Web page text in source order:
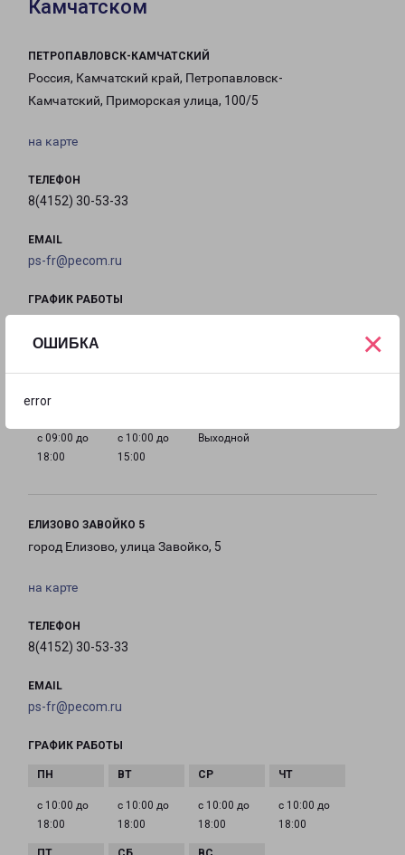
ОШИБКА
error
×
Камчатском
ПЕТРОПАВЛОВСК-КАМЧАТСКИЙ
Россия, Камчатский край, Петропавловск-
Камчатский, Приморская улица, 100/5
на карте
ТЕЛЕФОН
8(4152) 30-53-33
EMAIL
ps-fr@pecom.ru
ГРАФИК РАБОТЫ
с 09:00 до
18:00
с 10:00 до
15:00
Выходной
ЕЛИЗОВО ЗАВОЙКО 5
город Елизово, улица Завойко, 5
на карте
ТЕЛЕФОН
8(4152) 30-53-33
EMAIL
ps-fr@pecom.ru
ГРАФИК РАБОТЫ
с 10:00 до
18:00
с 10:00 до
18:00
с 10:00 до
18:00
с 10:00 до
18:00